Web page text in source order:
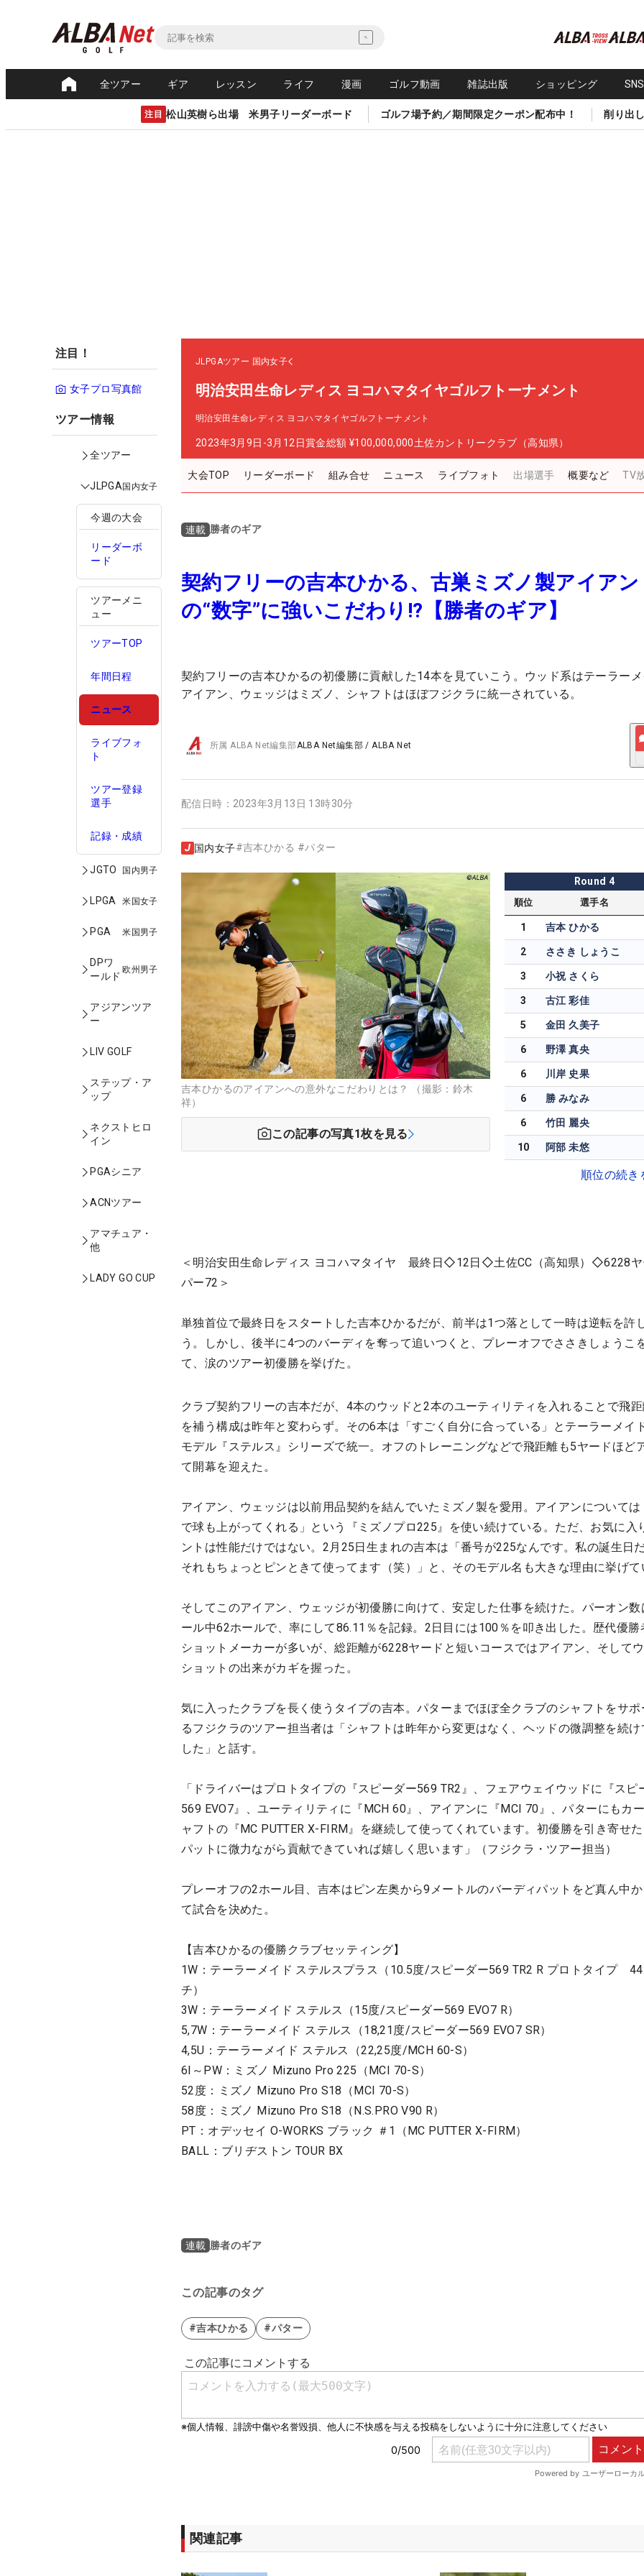
全ツアー ギア レッスン ライフ 漫画 ゴルフ動画 雑誌出版 ショッピング
注目 松山英樹ら出場 米男子リーダーボード ゴルフ場予約／期間限定クーポン配布中！ 削り出
注目！
女子プロ写真館
ツアー情報
全ツアー
JLPGA国内女子
今週の大会
リーダーボ
ード
ツアーメニ
ュー
ツアーTOP
年間日程
ニュース
ライブフォ
ト
ツアー登録
選手
記録・成績
JGTO 国内男子
LPGA 米国女子
PGA 米国男子
DPワ
ールド
欧州男子
アジアンツア
ー
LIV GOLF
ステップ・ア
ップ
ネクストヒロ
イン
PGAシニア
ACNツアー
アマチュア・
他
LADY GO CUP
JLPGAツアー 国内女子
明治安田生命レディス ヨコハマタイヤゴルフトーナメント
明治安田生命レディス ヨコハマタイヤゴルフトーナメント
2023年3月9日-3月12日賞金総額 ¥100,000,000土佐カントリークラブ（高知県）
大会TOP リーダーボード 組み合せ ニュース ライブフォト 出場選手 概要など TV
連載 勝者のギア
契約フリーの吉本ひかる、古巣ミズノ製アイアン
の“数字”に強いこだわり!?【勝者のギア】
契約フリーの吉本ひかるの初優勝に貢献した14本を見ていこう。ウッド系はテーラー
アイアン、ウェッジはミズノ、シャフトはほぼフジクラに統一されている。
所属ALBA Net編集部ALBA Net編集部 /ALBA Net
配信日時： 2023年3月13日 13時30分
国内女子#吉本ひかる #パター
吉本ひかるのアイアンへの意外なこだわりとは？ （撮影：鈴木
祥）
この記事の写真1枚を見る
Round 4
順位 選手名
1 吉本 ひかる
2 ささき しょうこ
3 小祝 さくら
3 古江 彩佳
5 金田 久美子
6 野澤 真央
6 川岸 史果
6 勝 みなみ
6 竹田 麗央
10 阿部 未悠
順位の続き
＜明治安田生命レディス ヨコハマタイヤ 最終日◇12日◇土佐CC（高知県）◇6228ヤ
パー72＞
単独首位で最終日をスタートした吉本ひかるだが、前半は1つ落として一時は逆転を許
う。しかし、後半に4つのバーディを奪って追いつくと、プレーオフでささきしょうこ
て、涙のツアー初優勝を挙げた。
クラブ契約フリーの吉本だが、4本のウッドと2本のユーティリティを入れることで飛
を補う構成は昨年と変わらず。その6本は「すごく自分に合っている」とテーラーメイ
モデル『ステルス』シリーズで統一。オフのトレーニングなどで飛距離も5ヤードほど
て開幕を迎えた。
アイアン、ウェッジは以前用品契約を結んでいたミズノ製を愛用。アイアンについては
で球も上がってくれる」という『ミズノプロ225』を使い続けている。ただ、お気に入
ントは性能だけではない。2月25日生まれの吉本は「番号が225なんです。私の誕生日
それもちょっとピンときて使ってます（笑）」と、そのモデル名も大きな理由に挙げて
そしてこのアイアン、ウェッジが初優勝に向けて、安定した仕事を続けた。パーオン
ール中62ホールで、率にして86.11％を記録。2日目には100％を叩き出した。歴代優勝
ショットメーカーが多いが、総距離が6228ヤードと短いコースではアイアン、そして
ショットの出来がカギを握った。
気に入ったクラブを長く使うタイプの吉本。パターまでほぼ全クラブのシャフトをサポ
るフジクラのツアー担当者は「シャフトは昨年から変更はなく、ヘッドの微調整を続け
した」と話す。
「ドライバーはプロトタイプの『スピーダー569 TR2』、フェアウェイウッドに『スピ
569 EVO7』、ユーティリティに『MCH 60』、アイアンに『MCI 70』、パターにもカ
ャフトの『MC PUTTER X-FIRM』を継続して使ってくれています。初優勝を引き寄せ
パットに微力ながら貢献できていれば嬉しく思います」（フジクラ・ツアー担当）
プレーオフの2ホール目、吉本はピン左奥から9メートルのバーディパットをど真ん中
て試合を決めた。
【吉本ひかるの優勝クラブセッティング】
1W：テーラーメイド ステルスプラス（10.5度/スピーダー569 TR2 R プロトタイプ
チ）
3W：テーラーメイド ステルス（15度/スピーダー569 EVO7 R）
5,7W：テーラーメイド ステルス（18,21度/スピーダー569 EVO7 SR）
4,5U：テーラーメイド ステルス（22,25度/MCH 60-S）
6I～PW：ミズノ Mizuno Pro 225（MCI 70-S）
52度：ミズノ Mizuno Pro S18（MCI 70-S）
58度：ミズノ Mizuno Pro S18（N.S.PRO V90 R）
PT：オデッセイ O-WORKS ブラック ＃1（MC PUTTER X-FIRM）
BALL：ブリヂストン TOUR BX
連載 勝者のギア
この記事のタグ
#吉本ひかる #パター
関連記事